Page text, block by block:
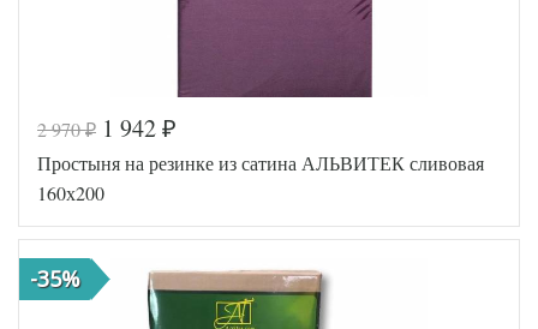
Код товара
558-342
Артикул
AL460704
Ткань
Размер
простыни
140х200
резинке)
Производитель
АльВиТек
(Россия)
2 970₽ 1 942 ₽
Простыня на резинке из сатина АЛЬВИТЕК сливовая
160х200
-35%